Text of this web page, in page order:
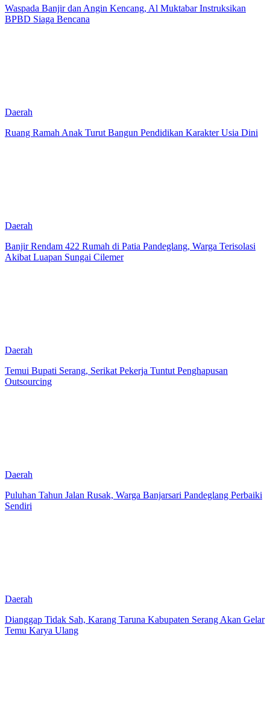
Waspada Banjir dan Angin Kencang, Al Muktabar Instruksikan
BPBD Siaga Bencana
Daerah
Ruang Ramah Anak Turut Bangun Pendidikan Karakter Usia Dini
Daerah
Banjir Rendam 422 Rumah di Patia Pandeglang, Warga Terisolasi
Akibat Luapan Sungai Cilemer
Daerah
Temui Bupati Serang, Serikat Pekerja Tuntut Penghapusan
Outsourcing
Daerah
Puluhan Tahun Jalan Rusak, Warga Banjarsari Pandeglang Perbaiki
Sendiri
Daerah
Dianggap Tidak Sah, Karang Taruna Kabupaten Serang Akan Gelar
Temu Karya Ulang